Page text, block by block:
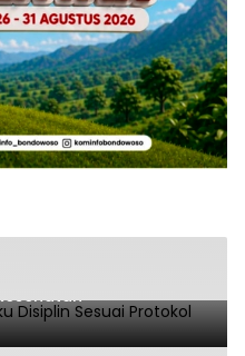
Perilaku Disiplin